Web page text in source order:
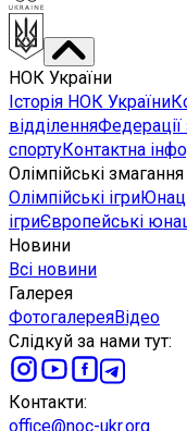
НОК України
Історія НОК України
відділенняФедерації
спортуКонтактна
Олімпійські змагання
Олімпійські ігри
ігриЄвропейські
Новини
Всі новини
Галерея
ФотогалереяВідео
Слідкуй за нами тут:
Контакти:
office@noc-ukr.org